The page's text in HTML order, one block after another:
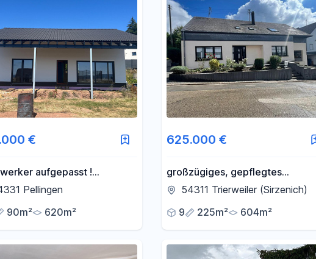
€
aufgepasst !
Ausbauhaus mit Blick
Pellingen
90m² 620m²
625.000 €
großzügiges, gepflegtes
Einfamilienhaus in Grenznähe zu
54311 Trierweiler (Sirzenich)
9
225m² 604m²